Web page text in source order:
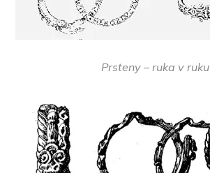
Prsteny – ruka v ruku